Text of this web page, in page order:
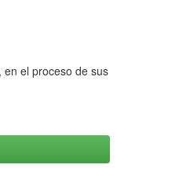
el proceso de sus